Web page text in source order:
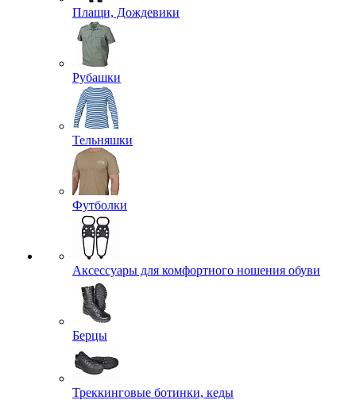
Плащи, Дождевики
Рубашки
Тельняшки
Футболки
Аксессуары для комфортного ношения обуви
Берцы
Треккинговые ботинки, кеды